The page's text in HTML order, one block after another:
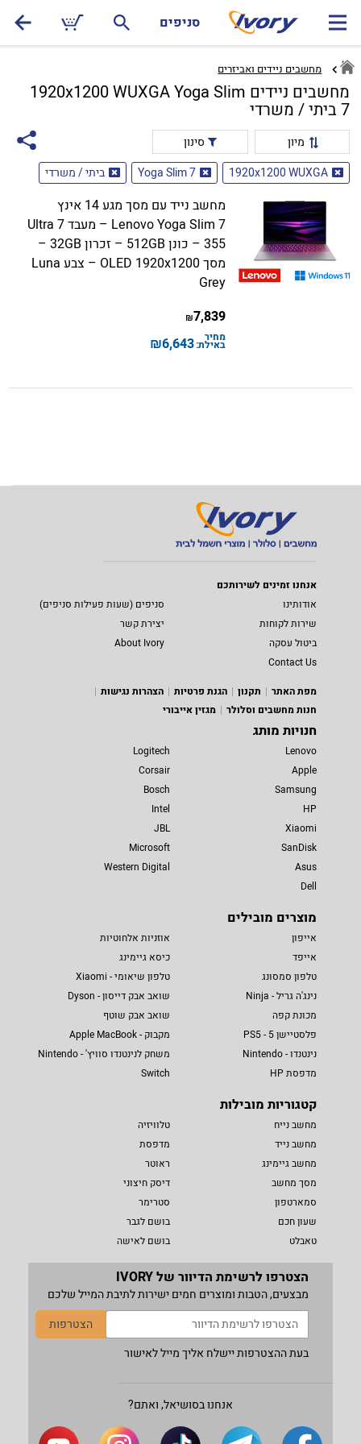
סניפים
מחשבים ניידים ואביזרים
מחשבים ניידים 1920x1200 WUXGA Yoga Slim
7 ביתי / משרדי
מיון
סינון
1920x1200 WUXGA
Yoga Slim 7 ביתי / משרדי
מחשב נייד עם מסך מגע 14 אינץ
Lenovo Yoga Slim 7 – מעבד Ultra 7
355 – כונן 512GB – זכרון 32GB –
מסך OLED 1920x1200 – צבע Luna
Grey
7,839
₪
מחיר
באילת:6,643
₪
אנחנו זמינים לשירותכם
אודותינו
סניפים (שעות פעילות סניפים)
שירות לקוחות
יצירת קשר
ביטול עסקה
About Ivory
Contact Us
מפת האתר
תקנון הגנת פרטיות
הצהרות נגישות
חנות מחשבים וסלולר
מגזין אייבורי
חנויות מותג
Lenovo
Apple
Samsung
HP
Xiaomi
SanDisk
Asus
Dell
Logitech
Corsair
Bosch
Intel
JBL
Microsoft
Western Digital
מוצרים מובילים
אייפון
אייפד
טלפון סמסונג
נינג'ה גריל - Ninja
מכונת קפה
פלסטיישן 5 - PS5
נינטנדו - Nintendo
מדפסת HP
אוזניות אלחוטיות
כיסא גיימינג
טלפון שיאומי - Xiaomi
שואב אבק דייסון - Dyson
שואב אבק שוטף
מקבוק - Apple MacBook
משחק לנינטנדו סוויץ' - Nintendo
Switch
קטגוריות מובילות
מחשב נייח
מחשב נייד
מחשב גיימינג
מסך מחשב
סמארטפון
שעון חכם
טאבלט
טלוויזיה
מדפסת
ראוטר
דיסק חיצוני
סטרימר
בושם לגבר
בושם לאישה
הצטרפו לרשימת הדיוור של IVORY
מבצעים, הטבות ומוצרים חמים ישירות לתיבת המייל שלכם
הצטרפות
בעת ההצטרפות יישלח אליך מייל לאישור
אנחנו בסושיאל, ואתם?